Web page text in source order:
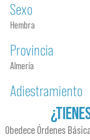
Sexo
Hembra
Provincia
Almería
Adiestramiento
Obedece Órdenes